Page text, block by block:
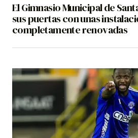
El Gimnasio Municipal de
sus puertas con unas
completamente renovadas